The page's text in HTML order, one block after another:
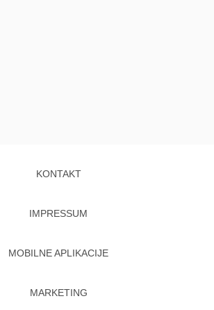
KONTAKT
IMPRESSUM
MOBILNE APLIKACIJE
MARKETING